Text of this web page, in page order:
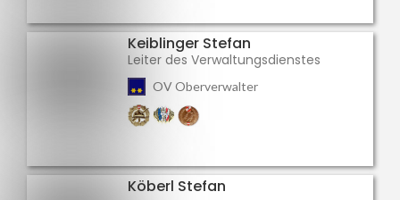
Keiblinger Stefan
Leiter des Verwaltungsdienstes
OV Oberverwalter
Köberl Stefan